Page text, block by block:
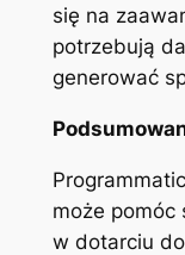
się na
potrzebują
generować
może pomóc
w dotarciu